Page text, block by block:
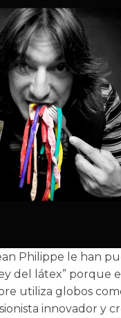
Philippe le han
del látex” porque
utiliza globos
innovador y